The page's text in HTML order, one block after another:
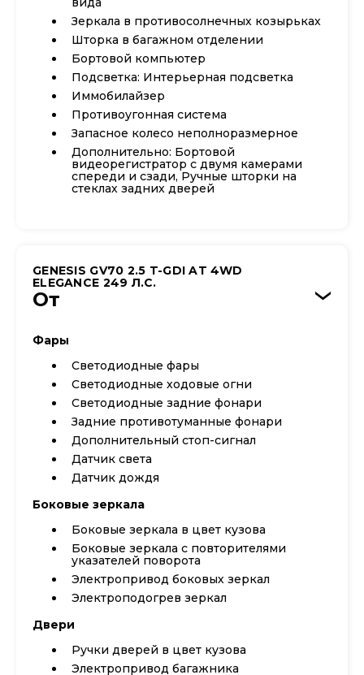
Зеркала в противосолнечных козырьках
Шторка в багажном отделении
Бортовой компьютер
Подсветка: Интерьерная подсветка
Иммобилайзер
Противоугонная система
Запасное колесо неполноразмерное
Дополнительно: Бортовой
видеорегистратор с двумя камерами
спереди и сзади, Ручные шторки на
стеклах задних дверей
GENESIS GV70 2.5 T-GDI AT 4WD
ELEGANCE 249 Л.С.
От ›
Фары
Светодиодные фары
Светодиодные ходовые огни
Cветодиодные задние фонари
Задние противотуманные фонари
Дополнительный стоп-сигнал
Датчик света
Датчик дождя
Боковые зеркала
Боковые зеркала в цвет кузова
Боковые зеркала с повторителями
указателей поворота
Электропривод боковых зеркал
Электроподогрев зеркал
Двери
Ручки дверей в цвет кузова
Электропривод багажника